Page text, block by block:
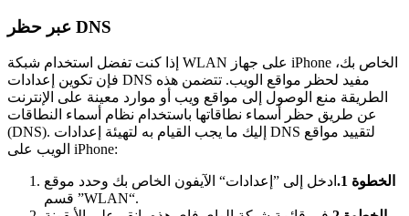
عبر حظر DNS
إذا كنت تفضل استخدام شبكة WLAN على جهاز iPhone الخاص بك،
فإن تكوين إعدادات DNS مفيد لحظر مواقع الويب. تتضمن هذه
الطريقة منع الوصول إلى مواقع ويب أو موارد معينة على الإنترنت
عن طريق حظر أسماء نطاقاتها باستخدام نظام أسماء النطاقات
(DNS). إليك ما يجب القيام به لتهيئة إعدادات DNS لتقييد مواقع
الويب على iPhone:
الخطوة 1.
ادخل إلى ”إعدادات“ الآيفون الخاص بك وحدد موقع
قسم ”WLAN“.